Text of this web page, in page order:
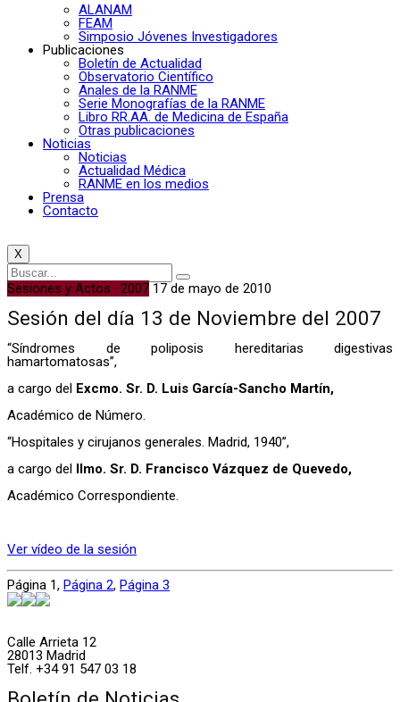
ALANAM
FEAM
Simposio Jóvenes Investigadores
Publicaciones
Boletín de Actualidad
Observatorio Científico
Anales de la RANME
Serie Monografías de la RANME
Libro RR.AA. de Medicina de España
Otras publicaciones
Noticias
Noticias
Actualidad Médica
RANME en los medios
Prensa
Contacto
X
Sesiones y Actos · 2007 17 de mayo de 2010
Sesión del día 13 de Noviembre del 2007
“Síndromes de poliposis hereditarias digestivas
hamartomatosas”,
a cargo del Excmo. Sr. D. Luis García-Sancho Martín,
Académico de Número.
“Hospitales y cirujanos generales. Madrid, 1940”,
a cargo del Ilmo. Sr. D. Francisco Vázquez de Quevedo,
Académico Correspondiente.
Ver vídeo de la sesión
Página 1, Página 2, Página 3
Calle Arrieta 12
28013 Madrid
Telf. +34 91 547 03 18